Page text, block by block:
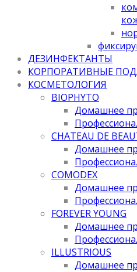
ДЕЗИНФЕКТАНТЫ
КОРПОРАТИВНЫЕ
КОСМЕТОЛОГИЯ
BIOPHYTO
Домашнее
CHATEAU DE
Домашнее
COMODEX
Домашнее
FOREVER YOUNG
Домашнее
ILLUSTRIOUS
Домашнее